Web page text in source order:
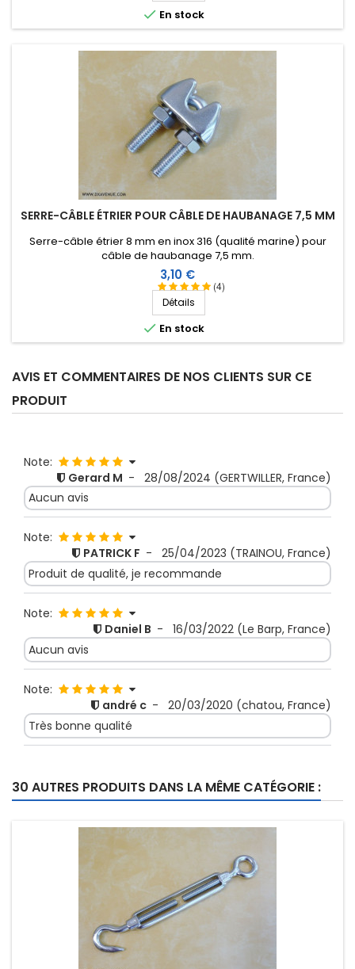
 En stock
SERRE-CÂBLE ÉTRIER POUR CÂBLE DE HAUBANAGE 7,5 MM
(4)
Serre-câble étrier 8 mm en inox 316 (qualité marine) pour
câble de haubanage 7,5 mm.
Prix
3,10 €
Détails
 En stock
AVIS ET COMMENTAIRES DE NOS CLIENTS SUR CE
PRODUIT
Note:
Gerard M - 28/08/2024 (GERTWILLER, France)
Aucun avis
Note:
PATRICK F - 25/04/2023 (TRAINOU, France)
Produit de qualité, je recommande
Note:
Daniel B - 16/03/2022 (Le Barp, France)
Aucun avis
Note:
andré c - 20/03/2020 (chatou, France)
Très bonne qualité
30 AUTRES PRODUITS DANS LA MÊME CATÉGORIE :